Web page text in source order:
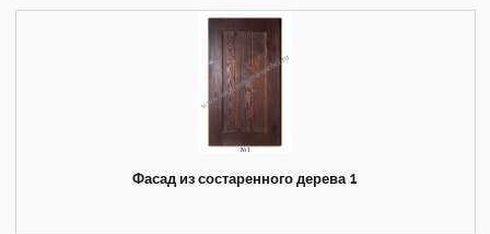
Фасад из состаренного дерева 1